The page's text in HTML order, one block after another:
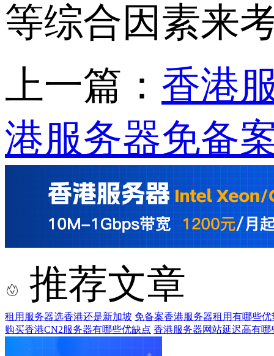
等综合因素来
上一篇： 香港
港服务器免备
推荐文章
租用服务器选香港还是新加坡 免备案香港服务器租用有哪些优
购买香港CN2服务器有哪些优缺点 香港服务器网站延迟高有哪